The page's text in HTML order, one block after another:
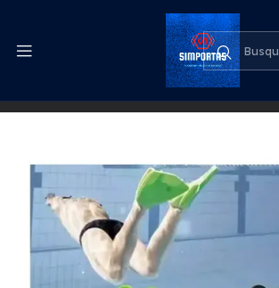
Despachos express a todo el país
Inicio
Aletas Natación Cortas Para
Resistent Color Rosa Talle De Las